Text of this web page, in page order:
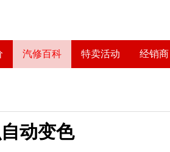
汽修百科 特卖活动 经销商
动变色